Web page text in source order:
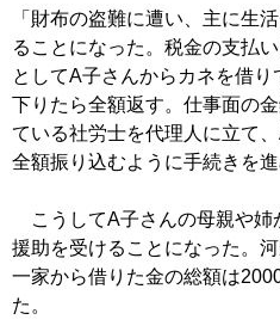
「財布の盗難に遭い、主に生
ることになった。税金の支払
としてA子さんからカネを借
下りたら全額返す。仕事面の
ている社労士を代理人に立て
全額振り込むように手続きを進
こうしてA子さんの母親や姉
援助を受けることになった。
一家から借りた金の総額は
た。